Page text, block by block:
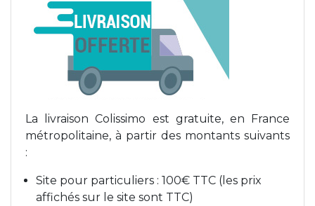
La livraison Colissimo est gratuite, en France
métropolitaine, à partir des montants suivants
:
Site pour particuliers : 100€ TTC (les prix
affichés sur le site sont TTC)